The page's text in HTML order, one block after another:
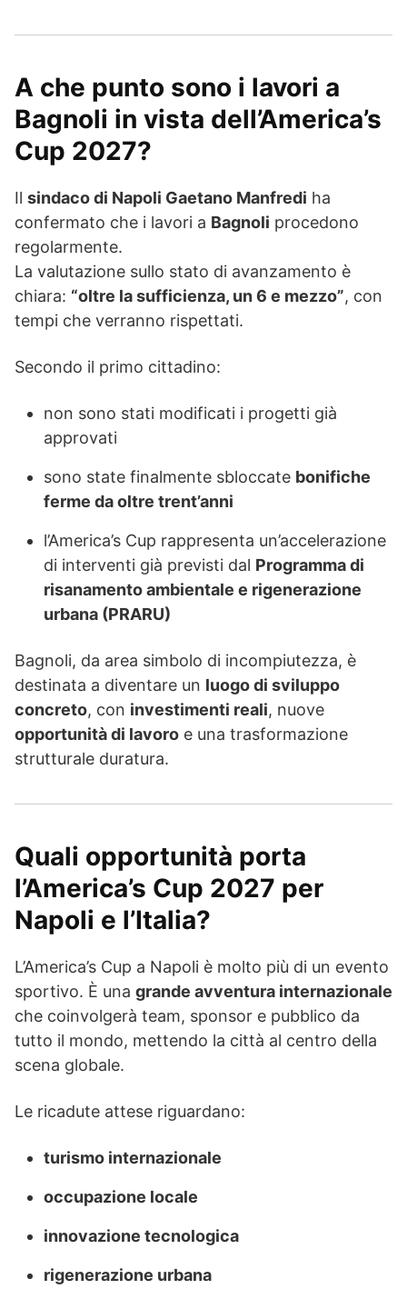
A che punto sono i lavori a
Bagnoli in vista dell’America’s
Cup 2027?
Il sindaco di Napoli Gaetano Manfredi ha
confermato che i lavori a Bagnoli procedono
regolarmente.
La valutazione sullo stato di avanzamento è
chiara: “oltre la sufficienza, un 6 e mezzo”, con
tempi che verranno rispettati.
Secondo il primo cittadino:
non sono stati modificati i progetti già
approvati
sono state finalmente sbloccate bonifiche
ferme da oltre trent’anni
l’America’s Cup rappresenta un’accelerazione
di interventi già previsti dal Programma di
risanamento ambientale e rigenerazione
urbana (PRARU)
Bagnoli, da area simbolo di incompiutezza, è
destinata a diventare un luogo di sviluppo
concreto, con investimenti reali, nuove
opportunità di lavoro e una trasformazione
strutturale duratura.
Quali opportunità porta
l’America’s Cup 2027 per
Napoli e l’Italia?
L’America’s Cup a Napoli è molto più di un evento
sportivo. È una grande avventura internazionale
che coinvolgerà team, sponsor e pubblico da
tutto il mondo, mettendo la città al centro della
scena globale.
Le ricadute attese riguardano:
turismo internazionale
occupazione locale
innovazione tecnologica
rigenerazione urbana